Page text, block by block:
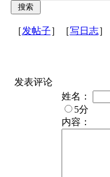
［发帖子］［写日志］
发表评论
姓名：
5分
内容：